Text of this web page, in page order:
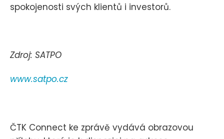
spokojenosti svých klientů i investorů.
Zdroj: SATPO
www.satpo.cz
ČTK Connect ke zprávě vydává obrazovou